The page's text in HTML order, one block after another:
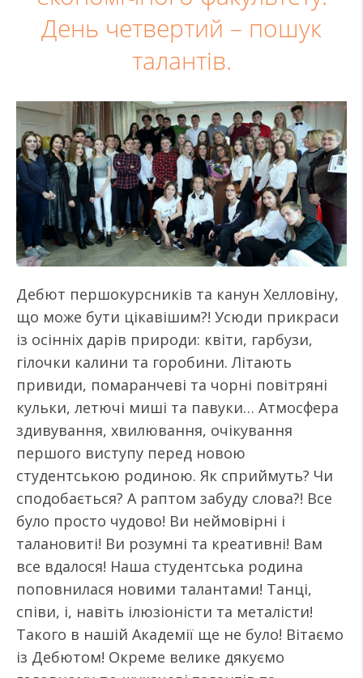
День четвертий – пошук
талантів.
Дебют першокурсників та канун Хелловіну,
що може бути цікавішим?! Усюди прикраси
із осінніх дарів природи: квіти, гарбузи,
гілочки калини та горобини. Літають
привиди, помаранчеві та чорні повітряні
кульки, летючі миші та павуки… Атмосфера
здивування, хвилювання, очікування
першого виступу перед новою
студентською родиною. Як сприймуть? Чи
сподобається? А раптом забуду слова?! Все
було просто чудово! Ви неймовірні і
талановиті! Ви розумні та креативні! Вам
все вдалося! Наша студентська родина
поповнилася новими талантами! Танці,
співи, і, навіть ілюзіоністи та металісти!
Такого в нашій Академії ще не було! Вітаємо
із Дебютом! Окреме велике дякуємо